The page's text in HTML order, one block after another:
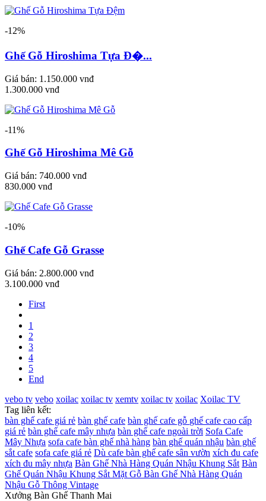
-12%
Ghế Gỗ Hiroshima Tựa Đ�...
Giá bán: 1.150.000 vnđ
1.300.000 vnđ
-11%
Ghế Gỗ Hiroshima Mê Gỗ
Giá bán: 740.000 vnđ
830.000 vnđ
-10%
Ghế Cafe Gỗ Grasse
Giá bán: 2.800.000 vnđ
3.100.000 vnđ
First
1
2
3
4
5
End
vebo tv vebo xoilac xoilac tv xemtv xoilac tv xoilac Xoilac TV
Tag liên kết:
bàn ghế cafe giá rẻ bàn ghế cafe bàn ghế cafe gỗ ghế cafe cao cấp
giá rẻ bàn ghế cafe mây nhựa bàn ghế cafe ngoài trời Sofa Cafe
Mây Nhựa sofa cafe bàn ghế nhà hàng bàn ghế quán nhậu bàn ghế
sắt cafe sofa cafe giá rẻ Dù cafe bàn ghế cafe sân vườn xích đu cafe
xích đu mây nhựa Bàn Ghế Nhà Hàng Quán Nhậu Khung Sắt Bàn
Ghế Quán Nhậu Khung Sắt Mặt Gỗ Bàn Ghế Nhà Hàng Quán
Nhậu Gỗ Thông Vintage
Xưởng Bàn Ghế Thanh Mai